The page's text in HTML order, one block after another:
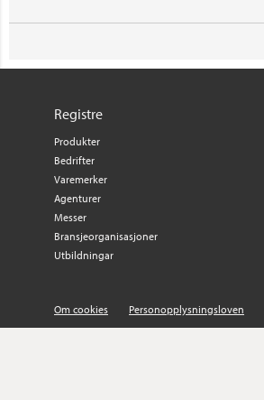
Registre
Produkter
Bedrifter
Varemerker
Agenturer
Messer
Bransjeorganisasjoner
Utbildningar
Om cookies Personopplysningsloven